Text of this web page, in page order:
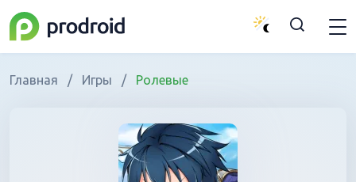
Главная / Игры / Ролевые